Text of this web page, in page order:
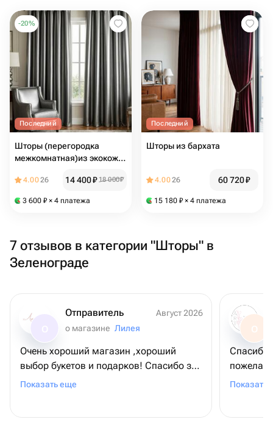
-20%
Последний
Шторы (перегородка
межкомнатная)из экокожи
4.0026 14 400₽ 18 000₽
3 600 ₽ × 4 платежа
Последний
Шторы из бархата
4.0026 60 720₽
15 180 ₽ × 4 платежа
7 отзывов в категории "Шторы" в
Зеленограде
Отправитель
Август 2026
о магазине Лилея
Очень хороший магазин ,хороший
выбор букетов и подарков! Спасибо за
прекрасный букет!
Показать еще
О
Спасибо
Показать